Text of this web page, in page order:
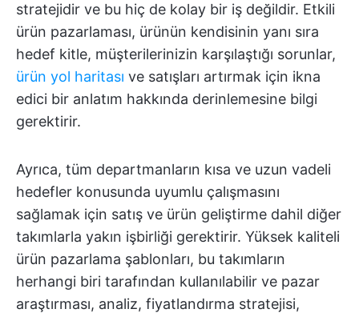
stratejidir ve bu hiç de kolay bir iş değildir. Etkili
ürün pazarlaması, ürünün kendisinin yanı sıra
hedef kitle, müşterilerinizin karşılaştığı sorunlar,
ürün yol haritası ve satışları artırmak için ikna
edici bir anlatım hakkında derinlemesine bilgi
gerektirir.
Ayrıca, tüm departmanların kısa ve uzun vadeli
hedefler konusunda uyumlu çalışmasını
sağlamak için satış ve ürün geliştirme dahil diğer
takımlarla yakın işbirliği gerektirir. Yüksek kaliteli
ürün pazarlama şablonları, bu takımların
herhangi biri tarafından kullanılabilir ve pazar
araştırması, analiz, fiyatlandırma stratejisi,